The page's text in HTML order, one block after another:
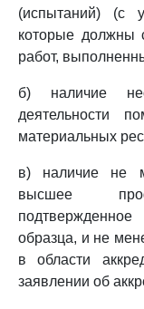
(испытаний) (с
которые должны
работ,
б) наличие
деятельности
материальных
в) наличие не
высшее
образца, и не
в области
заявлении об